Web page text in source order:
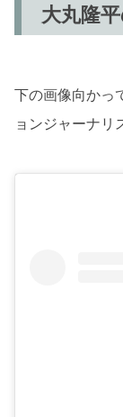
大丸隆
下の画像向かっ
ョンジャーナリ